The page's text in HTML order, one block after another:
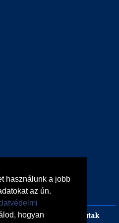
használunk a jobb
az ún.
hogyan
Szilveszteri egzotikus utak